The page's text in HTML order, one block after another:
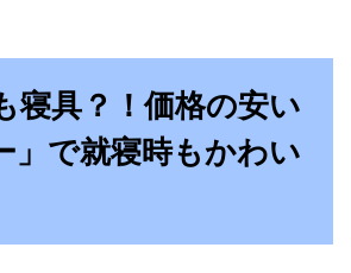
寝具？！価格の安い
」で就寝時もかわい